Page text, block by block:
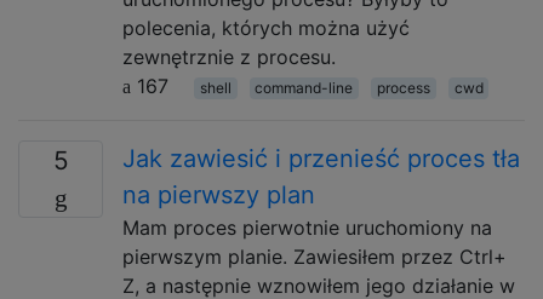
polecenia, których można użyć
zewnętrznie z procesu.
167
shell command-line process cwd
5
Jak zawiesić i przenieść proces tła
na pierwszy plan
Mam proces pierwotnie uruchomiony na
pierwszym planie. Zawiesiłem przez Ctrl+
Z, a następnie wznowiłem jego działanie w